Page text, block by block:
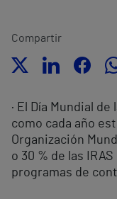
Compartir
· El Día Mundial
como cada año
Organización
o 30 % de las
programas de